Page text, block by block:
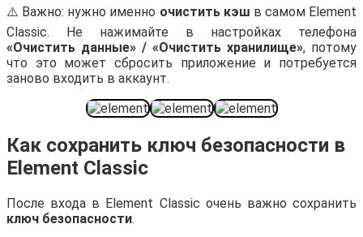
⚠️ Важно: нужно именно очистить кэш в самом Element
Classic. Не нажимайте в настройках телефона
«Очистить данные» / «Очистить хранилище», потому
что это может сбросить приложение и потребуется
заново входить в аккаунт.
Как сохранить ключ безопасности в
Element Classic
После входа в Element Classic очень важно сохранить
ключ безопасности.